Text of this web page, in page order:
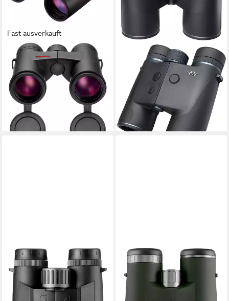
Fast ausverkauft
MINOX
Fernglas X-Tour 10x34
Fernglas
ab 186,99 €
220,00 €
17,08 €mtl. in 12 Raten
lieferbar - in 2-3 Werktagen bei dir
Fernglas mit
Entfernungsmesser
Rangefinder 10x42 Fernglas
2.300,00 €
66,78 €mtl. in 48 Raten
lieferbar - in 2-3 Werktagen bei dir